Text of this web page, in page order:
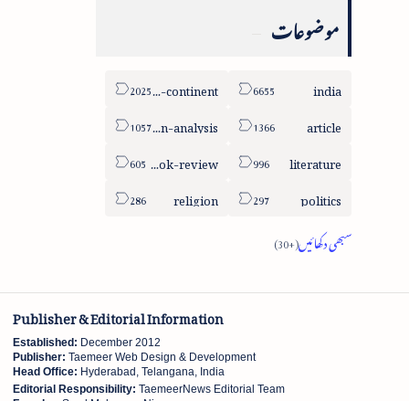
موضوعات
india
sub-continent
article
column-analysis
literature
book-review
politics
religion
Publisher & Editorial Information
Established: December 2012
Publisher: Taemeer Web Design & Development
Head Office: Hyderabad, Telangana, India
Editorial Responsibility: TaemeerNews Editorial Team